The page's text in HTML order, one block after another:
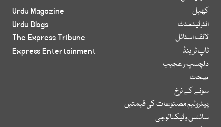
کھیل
انٹرٹینمنٹ
لائف اسٹائل
ٹاپ ٹرینڈ
دلچسپ و عجیب
صحت
سونے کے نرخ
پیٹرولیم مصنوعات کی قیمتیں
سائنس و ٹیکنالوجی
Urdu Magazine
Urdu Blogs
The Express Tribune
Express Entertainment